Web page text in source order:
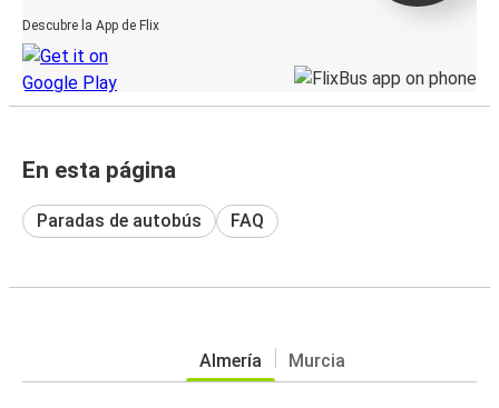
Descubre la App de Flix
En esta página
Paradas de autobús FAQ
Almería Murcia